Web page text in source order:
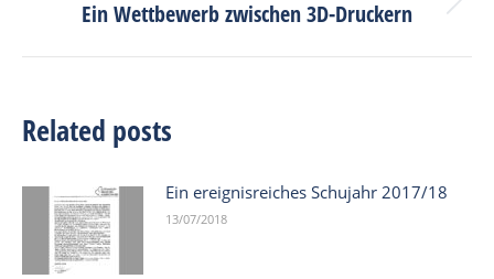
Next
Ein Wettbewerb zwischen 3D-Druckern
Related posts
Ein ereignisreiches Schujahr 2017/18
13/07/2018